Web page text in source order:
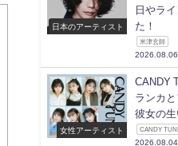
日本のアーティスト
日やラ
た！
米津玄師
2026.08.06
女性アーティスト
CANDY
ランカ
彼女の生
CANDY
2026.08.04